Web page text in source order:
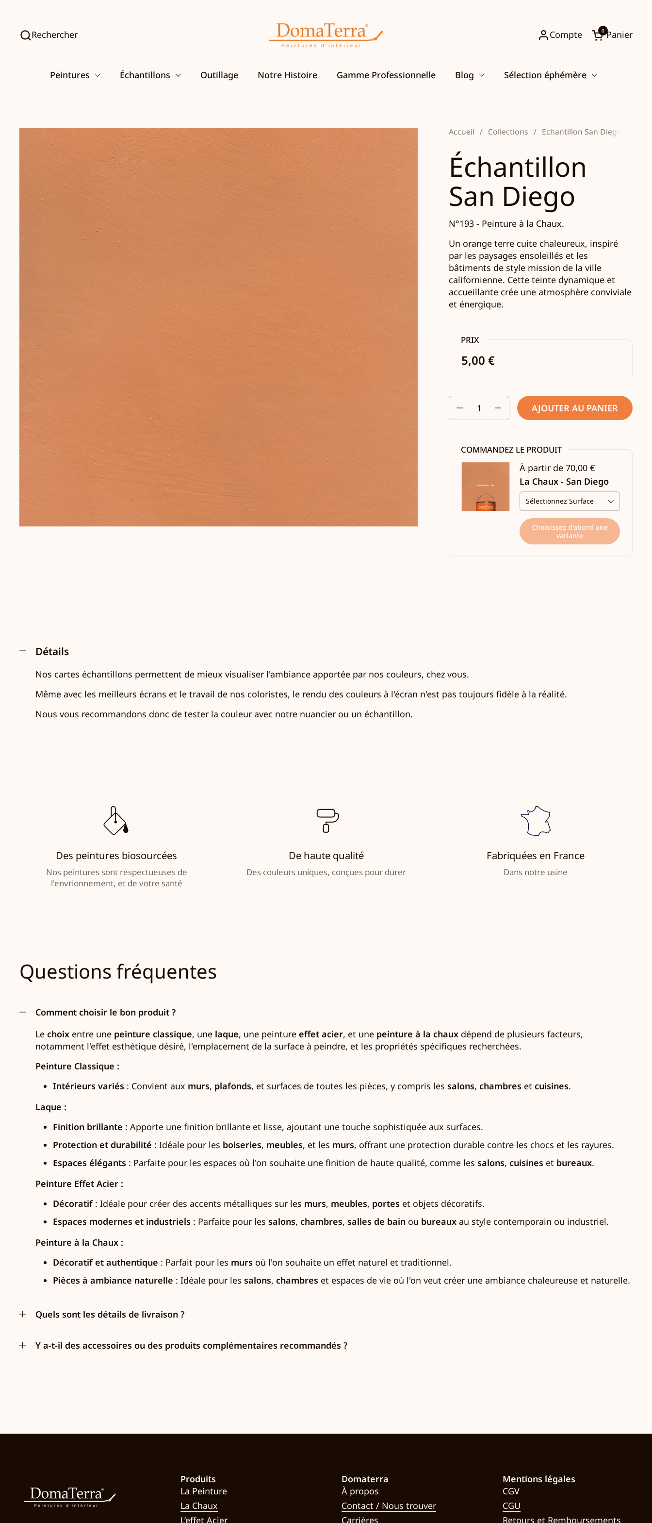
Rechercher Compte
Ouvrir le
Panier
0
Peintures Échantillons Outillage Notre Histoire Gamme Professionnelle Blog Sélection éphémère
Accueil / Collections / Échantillon San Diego
Échantillon
San Diego
N°193 - Peinture à la Chaux.
Un orange terre cuite chaleureux, inspiré
par les paysages ensoleillés et les
bâtiments de style mission de la ville
californienne. Cette teinte dynamique et
accueillante crée une atmosphère conviviale
et énergique.
PRIX
5,00 €
Quantité AJOUTER AU PANIER
COMMANDEZ LE PRODUIT
À partir de 70,00 €
La Chaux - San Diego
Choisissez d'abord une
variante
Détails
Nos cartes échantillons permettent de mieux visualiser l'ambiance apportée par nos couleurs, chez vous.
Même avec les meilleurs écrans et le travail de nos coloristes, le rendu des couleurs à l'écran n'est pas toujours fidèle à la réalité.
Nous vous recommandons donc de tester la couleur avec notre nuancier ou un échantillon.
Des peintures biosourcées
Nos peintures sont respectueuses de
l'envrionnement, et de votre santé
De haute qualité
Des couleurs uniques, conçues pour durer
Fabriquées en France
Dans notre usine
Questions fréquentes
Comment choisir le bon produit ?
Le choix entre une peinture classique, une laque, une peinture effet acier, et une peinture à la chaux dépend de plusieurs facteurs,
notamment l'effet esthétique désiré, l'emplacement de la surface à peindre, et les propriétés spécifiques recherchées.
Peinture Classique :
Intérieurs variés : Convient aux murs, plafonds, et surfaces de toutes les pièces, y compris les salons, chambres et cuisines.
Laque :
Finition brillante : Apporte une finition brillante et lisse, ajoutant une touche sophistiquée aux surfaces.
Protection et durabilité : Idéale pour les boiseries, meubles, et les murs, offrant une protection durable contre les chocs et les rayures.
Espaces élégants : Parfaite pour les espaces où l'on souhaite une finition de haute qualité, comme les salons, cuisines et bureaux.
Peinture Effet Acier :
Décoratif: Idéale pour créer des accents métalliques sur les murs, meubles, portes et objets décoratifs.
Espaces modernes et industriels : Parfaite pour les salons, chambres, salles de bain ou bureaux au style contemporain ou industriel.
Peinture à la Chaux :
Décoratif et authentique : Parfait pour les murs où l'on souhaite un effet naturel et traditionnel.
Pièces à ambiance naturelle : Idéale pour les salons, chambres et espaces de vie où l'on veut créer une ambiance chaleureuse et naturelle.
Quels sont les détails de livraison ?
Y a-t-il des accessoires ou des produits complémentaires recommandés ?
Produits
La Peinture
La Chaux
L’effet Acier
Domaterra
À propos
Contact / Nous trouver
Carrières
Mentions légales
CGV
CGU
Retours et Remboursements